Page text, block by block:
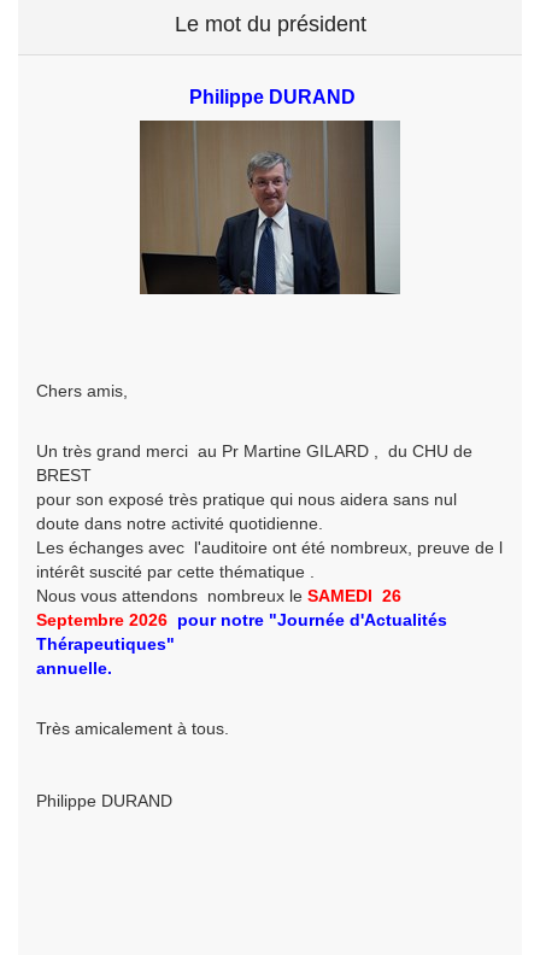
Le mot du président
Philippe DURAND
Chers amis,
Un très grand merci au Pr Martine GILARD , du CHU de
BREST
pour son exposé très pratique qui nous aidera sans nul
doute dans notre activité quotidienne.
Les échanges avec l'auditoire ont été nombreux, preuve de l
intérêt suscité par cette thématique .
Nous vous attendons nombreux le SAMEDI 26
Septembre 2026 pour notre "Journée d'Actualités
Thérapeutiques"
annuelle.
Très amicalement à tous.
Philippe DURAND